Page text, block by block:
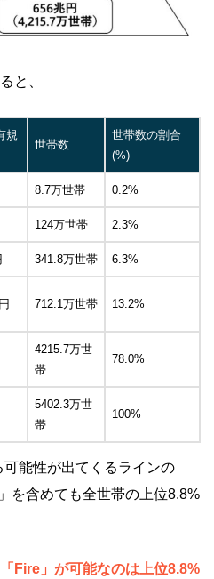
と、
規
世帯数
世帯数の割合
(%)
8.7万世帯 0.2%
124万世帯 2.3%
341.8万世帯 6.3%
712.1万世帯 13.2%
4215.7万世
帯
78.0%
5402.3万世
帯
100%
能性が出てくるラインの
を含めても全世帯の上位8.8%
「Fire」が可能なのは上位8.8%